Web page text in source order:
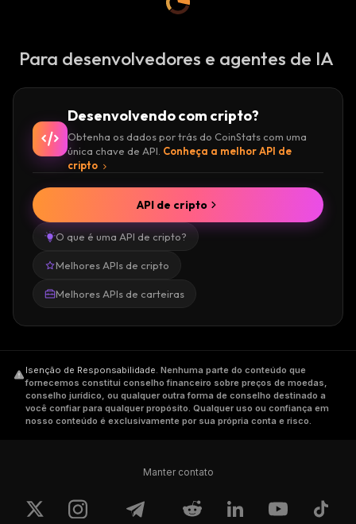
Para desenvolvedores e agentes de IA
Desenvolvendo com cripto?
Obtenha os dados por trás do CoinStats com uma
única chave de API. Conheça a melhor API de
cripto
O que é uma API de cripto?
Melhores APIs de cripto
Melhores APIs de carteiras
API de cripto
Isenção de Responsabilidade. Nenhuma parte do conteúdo que
fornecemos constitui conselho financeiro sobre preços de moedas,
conselho jurídico, ou qualquer outra forma de conselho destinado a
você confiar para qualquer propósito. Qualquer uso ou confiança em
nosso conteúdo é exclusivamente por sua própria conta e risco.
Manter contato